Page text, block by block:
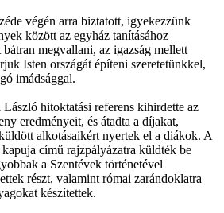
végén arra biztatott, igyekezzünk
között az egyház tanításához
megvallani, az igazság mellett
Isten országát építeni szeretetünkkel,
imádsággal.
László hitoktatási referens kihirdette az
eredményeit, és átadta a díjakat,
alkotásaikért nyertek el a diákok. A
című rajzpályázatra küldték be
a Szentévek történetével
részt, valamint római zarándoklatra
készítettek.